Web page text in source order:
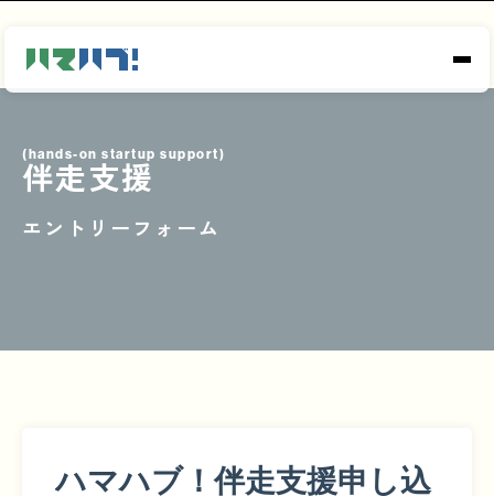
(hands-on startup support)
伴走支援
エントリーフォーム